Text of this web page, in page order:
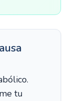
tu